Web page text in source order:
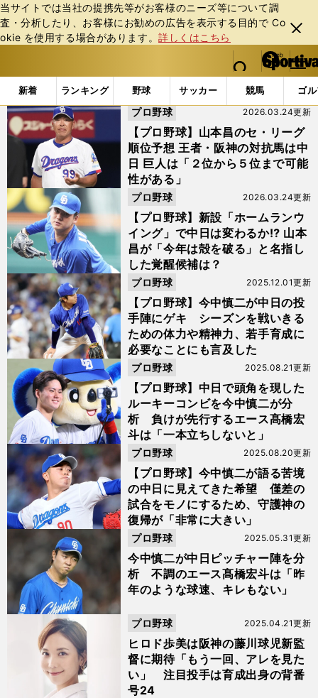
当サイトでは当社の提携先等がお客様のニーズ等について調
査・分析したり、お客様にお勧めの広告を表⽰する⽬的で Co
okie を使⽤する場合があります。詳しくはこちら
閉じ
る
web Sportiva (webスポルティーバ)
検索
マイペ
ー
ジ
メニュ
新着 ランキング 野球 サッカー 競馬 ゴ
b
ス
ポ
ル
テ
バ
「#髙橋宏斗」の最新ニュース・ 情報
【プロ野球】山本昌のセ・リーグ
順位予想 王者・阪神の対抗馬は中
日 巨人は「２位から５位まで可能
性がある」
2026.03.24更新
プロ野球
【プロ野球】新設「ホームランウ
イング」で中日は変わるか⁉︎ 山本
昌が「今年は殻を破る」と名指し
した覚醒候補は？
2026.03.24更新
プロ野球
【プロ野球】今中慎二が中日の投
手陣にゲキ シーズンを戦いきる
ための体力や精神力、若手育成に
必要なことにも言及した
2025.12.01更新
プロ野球
【プロ野球】中日で頭角を現した
ルーキーコンビを今中慎二が分
析 負けが先行するエース髙橋宏
斗は「一本立ちしないと」
2025.08.21更新
プロ野球
【プロ野球】今中慎二が語る苦境
の中日に見えてきた希望 僅差の
試合をモノにするため、守護神の
復帰が「非常に大きい」
2025.08.20更新
プロ野球
今中慎二が中日ピッチャー陣を分
析 不調のエース髙橋宏斗は「昨
年のような球速、キレもない」
2025.05.31更新
プロ野球
ヒロド歩美は阪神の藤川球児新監
督に期待「もう一回、アレを見た
い」 注目投手は育成出身の背番
号24
2025.04.21更新
プロ野球